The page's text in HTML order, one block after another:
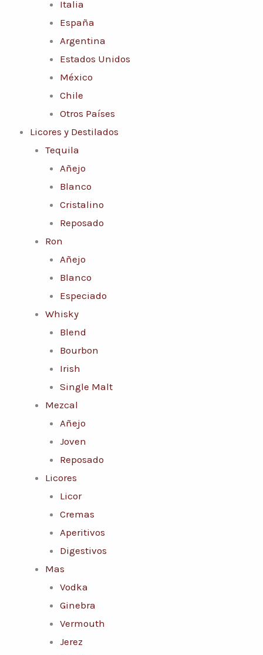
Italia
España
Argentina
Estados Unidos
México
Chile
Otros Países
Licores y Destilados
Tequila
Añejo
Blanco
Cristalino
Reposado
Ron
Añejo
Blanco
Especiado
Whisky
Blend
Bourbon
Irish
Single Malt
Mezcal
Añejo
Joven
Reposado
Licores
Licor
Cremas
Aperitivos
Digestivos
Mas
Vodka
Ginebra
Vermouth
Jerez